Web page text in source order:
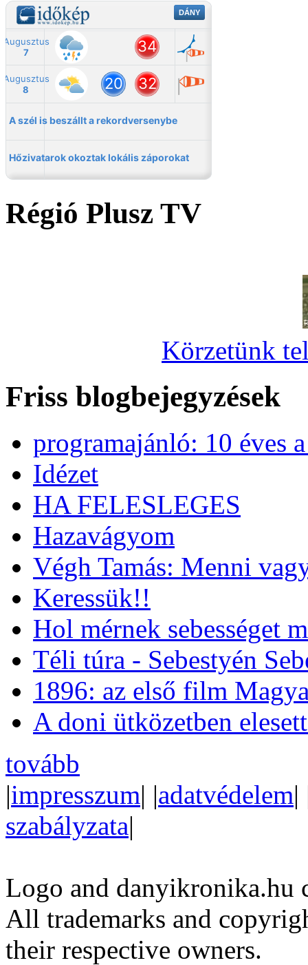
Régió Plusz TV
Körzetünk
Friss blogbejegyzések
programajánló: 10 éves
Idézet
HA FELESLEGES
Hazavágyom
Végh Tamás: Menni
Keressük!!
Hol mérnek sebességet
Téli túra - Sebestyén
1896: az első film
A doni ütközetben
tovább
|impresszum| |adatvédelem|
szabályzata|
Logo and
All trademarks and
their respective owners.